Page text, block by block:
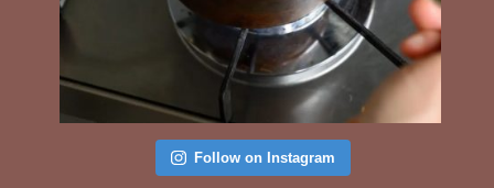
Follow on Instagram